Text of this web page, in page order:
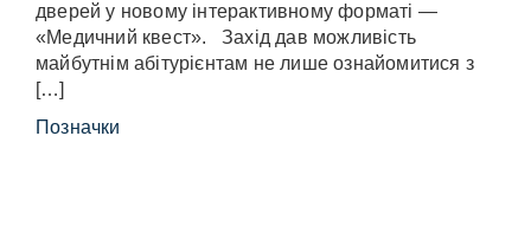
дверей у новому інтерактивному форматі —
«Медичний квест». Захід дав можливість
майбутнім абітурієнтам не лише ознайомитися з
[…]
Позначки